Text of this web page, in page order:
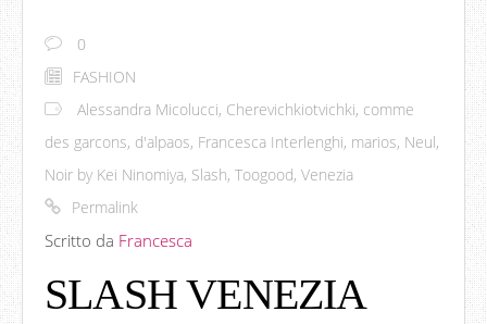
0
FASHION
Alessandra Micolucci, Cherevichkiotvichki, comme
des garcons, d'alpaos, Francesca Interlenghi, marios, Neul,
Noir by Kei Ninomiya, Slash, Toogood, Venezia
Permalink
Scritto da Francesca
SLASH VENEZIA